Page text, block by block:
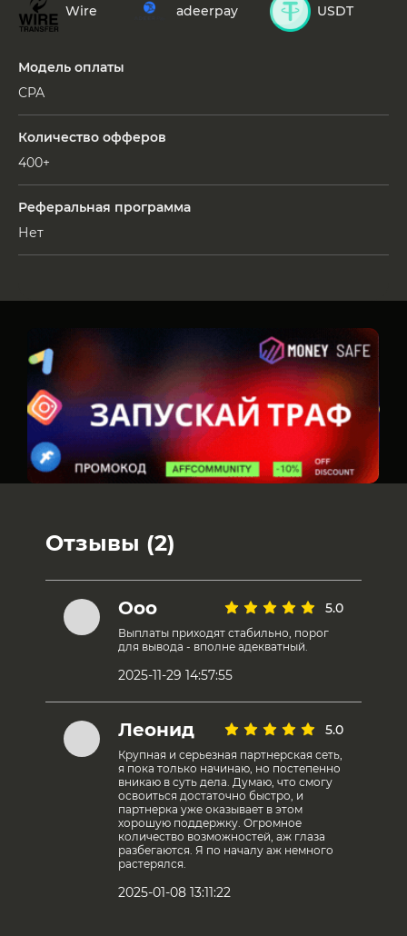
Wire adeerpay USDT
Модель оплаты
СРА
Количество офферов
400+
Реферальная программа
Нет
Отзывы (2)
Ооо 5.0
Выплаты приходят стабильно, порог
для вывода - вполне адекватный.
2025-11-29 14:57:55
Леонид 5.0
Крупная и серьезная партнерская сеть,
я пока только начинаю, но постепенно
вникаю в суть дела. Думаю, что смогу
освоиться достаточно быстро, и
партнерка уже оказывает в этом
хорошую поддержку. Огромное
количество возможностей, аж глаза
разбегаются. Я по началу аж немного
растерялся.
2025-01-08 13:11:22